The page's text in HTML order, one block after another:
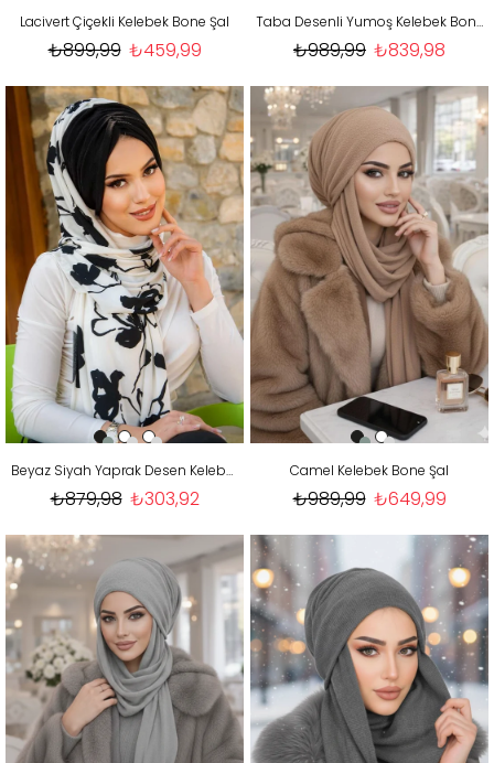
Lacivert Çiçekli Kelebek Bone Şal
₺459,99
₺899,99
Taba Desenli Yumoş Kelebek Bone Şal
₺839,98
₺989,99
Beyaz Siyah Yaprak Desen Kelebek Model Büzgülü Bone Şal
₺303,92
₺879,98
Camel Kelebek Bone Şal
₺649,99
₺989,99